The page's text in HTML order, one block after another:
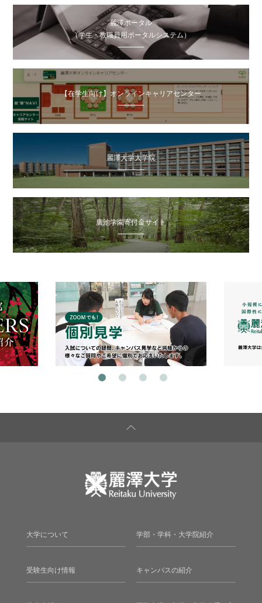
麗澤ポータル
（学生・教職員用ポータルシステム）
【在学生向け】オンラインキャリアセンター
麗澤大学大学院
廣池学園寄付金サイト
大学について 学部・学科・大学院紹介
受験生向け情報 キャンパスの紹介